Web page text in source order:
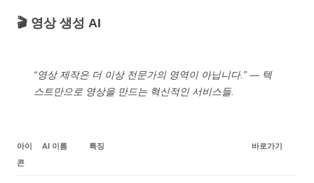
🎬 영상 생성 AI
“영상 제작은 더 이상 전문가의 영역이 아닙니다.” — 텍
스트만으로 영상을 만드는 혁신적인 서비스들.
아이
콘
AI 이름 특징 바로가기